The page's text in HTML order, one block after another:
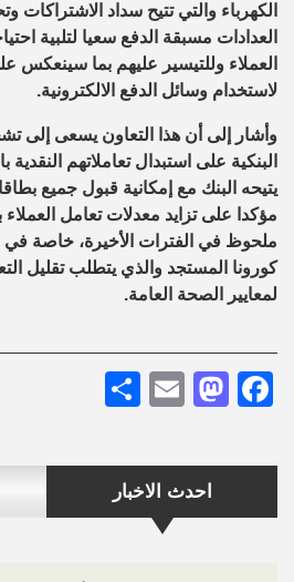
احدث الاخبار
الكهرباء والتي تتيح سداد الاشتراكات
العدادات مسبقة الدفع سعيا لتلبية
العملاء وللتيسير عليهم بما سينعكس
لاستخدام وسائل الدفع الالكترونية.
وأشار إلى أن هذا التعاون يسعى إلى
البنكية على استبدال تعاملاتهم النقدية
يتيحه البنك مع إمكانية قبول جميع
مؤكدا على تزايد معدلات تعامل
ملحوظ في الفترات الأخيرة، خاصة
كورونا المستجد والذي يتطلب تقليل
لمعايير الصحة العامة.
Facebook
Mastodon
Email